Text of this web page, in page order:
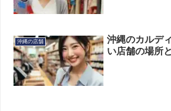
沖縄の店舗
沖縄のカルデ
い店舗の場所